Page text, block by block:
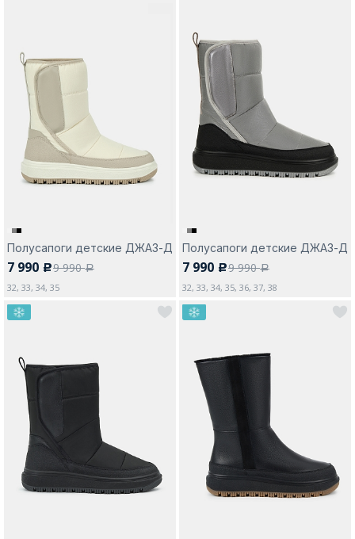
Полусапоги детские ДЖАЗ-Д
7 990 c9 990a
32, 33, 34, 35
Полусапоги детские ДЖАЗ-Д
7 990 c9 990a
32, 33, 34, 35, 36, 37, 38